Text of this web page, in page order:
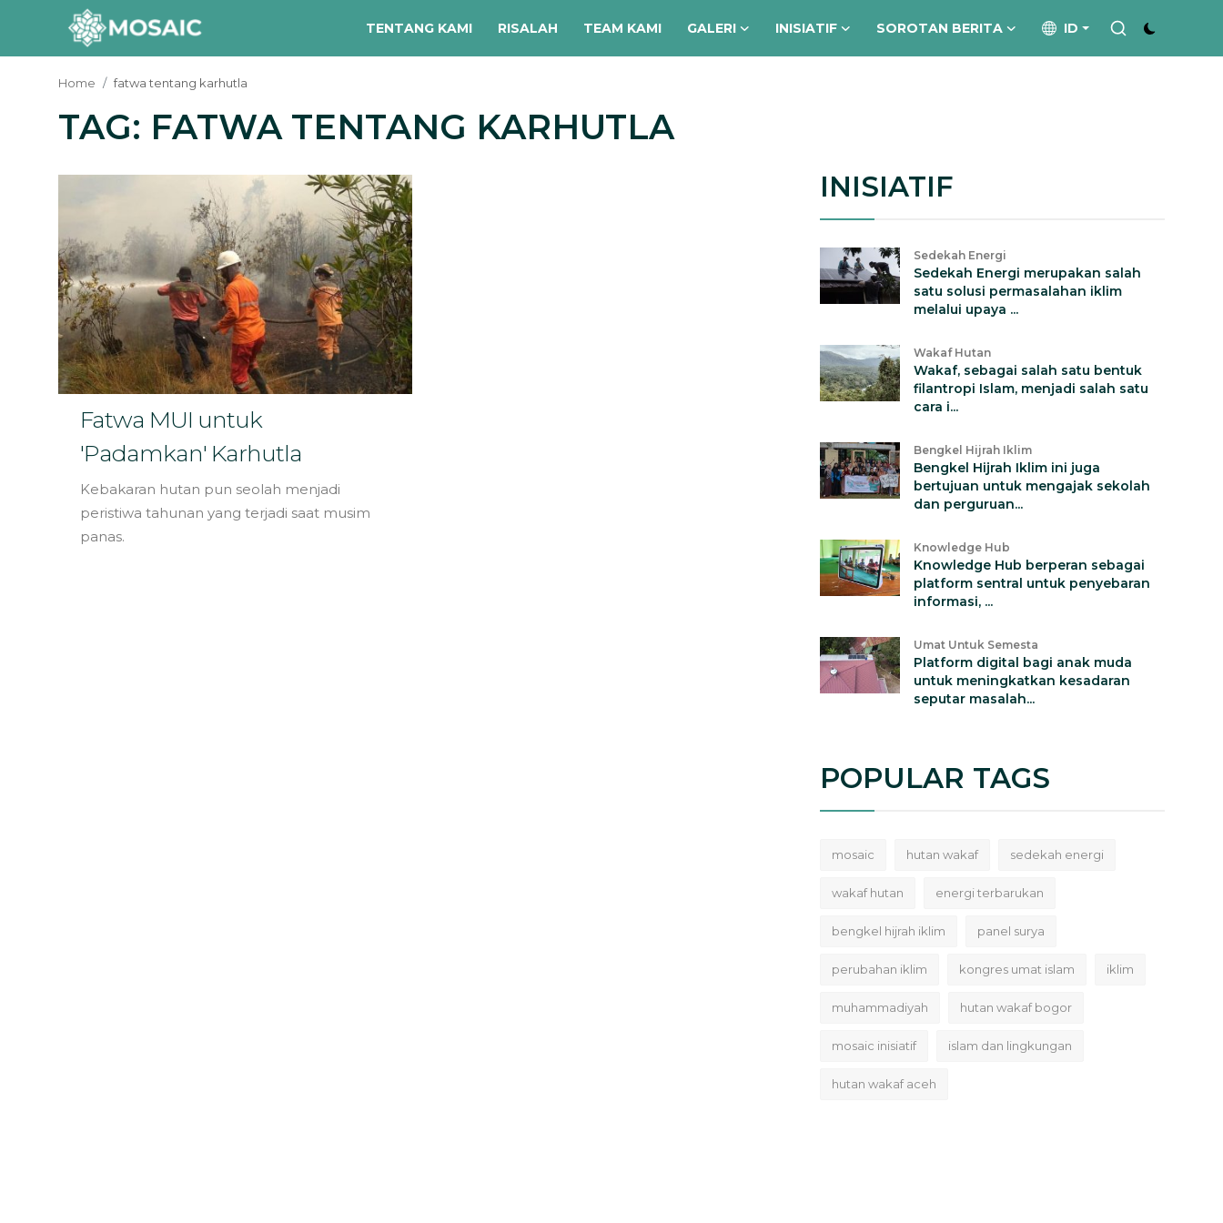
TENTANG KAMI RISALAH TEAM KAMI GALERI INISIATIF SOROTAN BERITA ID
Contact
Team Kami
Inisiatif
Sorotan Berita
Bahasa
Home fatwa tentang karhutla
TAG: FATWA TENTANG KARHUTLA
Fatwa MUI untuk
'Padamkan' Karhutla
Kebakaran hutan pun seolah menjadi
peristiwa tahunan yang terjadi saat musim
panas.
INISIATIF
Sedekah Energi
Sedekah Energi merupakan salah
satu solusi permasalahan iklim
melalui upaya ...
Wakaf Hutan
Wakaf, sebagai salah satu bentuk
filantropi Islam, menjadi salah satu
cara i...
Bengkel Hijrah Iklim
Bengkel Hijrah Iklim ini juga
bertujuan untuk mengajak sekolah
dan perguruan...
Knowledge Hub
Knowledge Hub berperan sebagai
platform sentral untuk penyebaran
informasi, ...
Umat Untuk Semesta
Platform digital bagi anak muda
untuk meningkatkan kesadaran
seputar masalah...
POPULAR TAGS
mosaic hutan wakaf sedekah energi
wakaf hutan energi terbarukan
bengkel hijrah iklim panel surya
perubahan iklim kongres umat islam iklim
muhammadiyah hutan wakaf bogor
mosaic inisiatif islam dan lingkungan
hutan wakaf aceh